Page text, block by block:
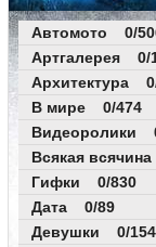
Автомото 0/
Артгалерея 0/
Архитектура
В мире 0/474
Видеоролики
Всякая
Гифки 0/830
Дата 0/89
Девушки 0/